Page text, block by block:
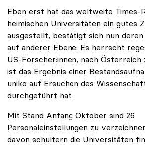
Eben erst hat das weltweite Times-
heimischen Universitäten ein gutes
ausgestellt, bestätigt sich nun deren
auf anderer Ebene: Es herrscht
US-Forscher:innen, nach Österreich
ist das Ergebnis einer
uniko auf Ersuchen des
durchgeführt hat.
Mit Stand Anfang Oktober sind 26
Personaleinstellungen zu
davon schultern die Universitäten